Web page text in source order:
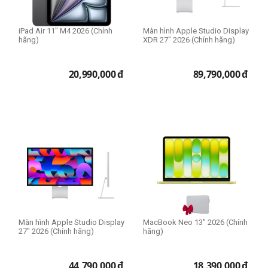
MagSafe 1
MagSafe 2
36GB
64GB
256GB
iPad Air 11" M4 2026 (Chính
hãng)
20,990,000đ
Màn hình Apple Studio Display
XDR 27" 2026 (Chính hãng)
89,790,000đ
Màn hình Apple Studio Display
27" 2026 (Chính hãng)
MacBook Neo 13" 2026 (Chính
hãng)